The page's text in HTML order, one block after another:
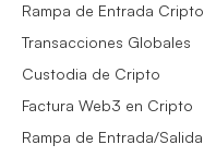
Rampa de Entrada Cripto
Transacciones Globales
Custodia de Cripto
Factura Web3 en Cripto
Rampa de Entrada/Salida